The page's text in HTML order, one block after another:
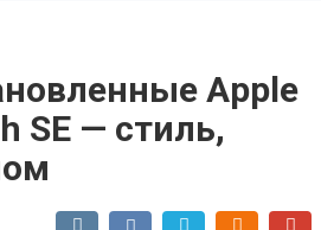
Apple
SE — стиль,